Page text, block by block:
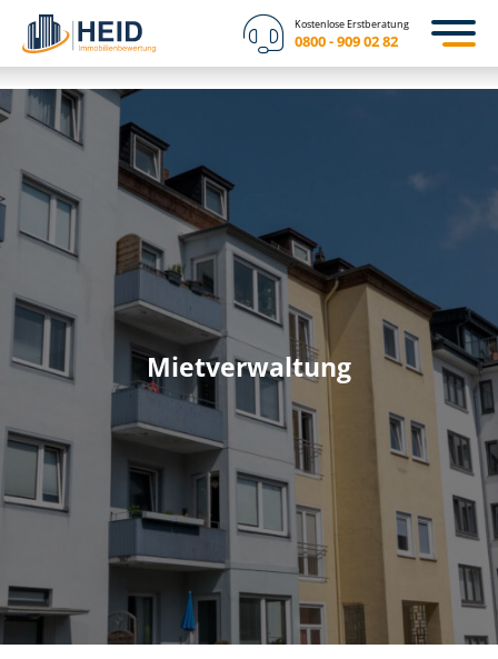
Kostenlose Erstberatung
0800 - 909 02 82
Mietverwaltung